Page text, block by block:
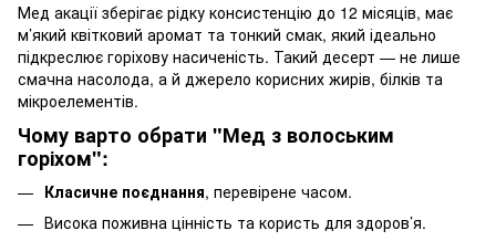
Мед акації зберігає рідку консистенцію до 12 місяців, має
м’який квітковий аромат та тонкий смак, який ідеально
підкреслює горіхову насиченість. Такий десерт — не лише
смачна насолода, а й джерело корисних жирів, білків та
мікроелементів.
Чому варто обрати "Мед з волоським
горіхом":
Класичне поєднання, перевірене часом.
Висока поживна цінність та користь для здоров’я.